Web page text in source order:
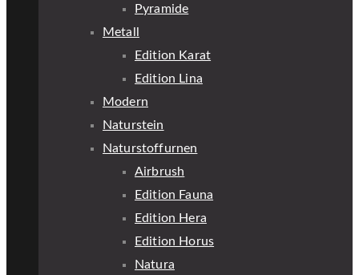
Pyramide
Metall
Edition Karat
Edition Lina
Modern
Naturstein
Naturstoffurnen
Airbrush
Edition Fauna
Edition Hera
Edition Horus
Natura